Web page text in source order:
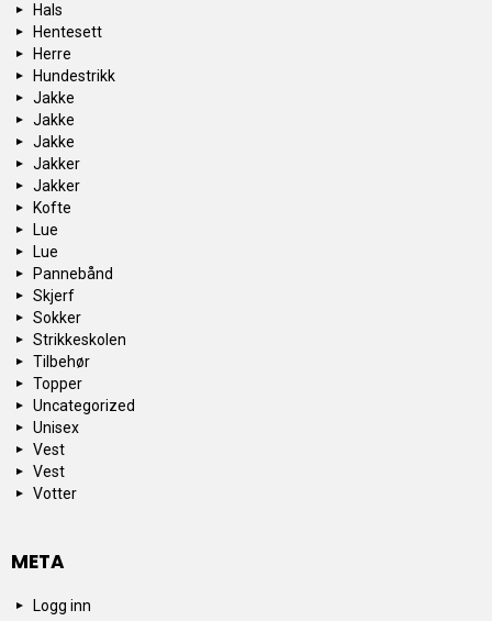
Hals
Hentesett
Herre
Hundestrikk
Jakke
Jakke
Jakke
Jakker
Jakker
Kofte
Lue
Lue
Pannebånd
Skjerf
Sokker
Strikkeskolen
Tilbehør
Topper
Uncategorized
Unisex
Vest
Vest
Votter
META
Logg inn